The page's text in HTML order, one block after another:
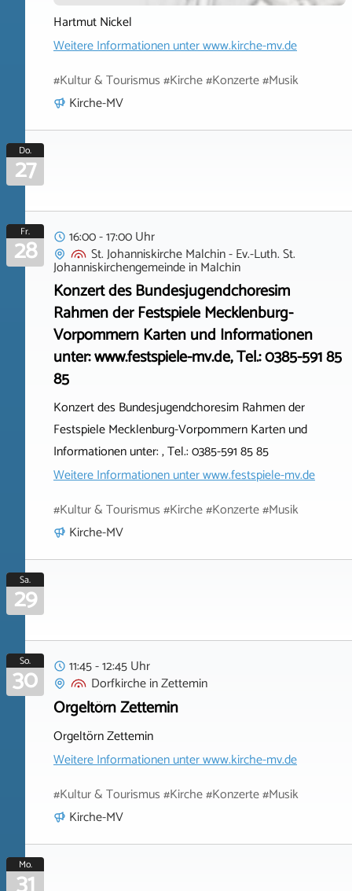
Hartmut Nickel
Weitere Informationen unterwww.kirche-mv.de
#Kultur & Tourismus #Kirche #Konzerte #Musik
Kirche-MV
Do.
27
Fr.
28
16:00 - 17:00 Uhr
St. Johanniskirche Malchin - Ev.-Luth. St.
JohanniskirchengemeindeinMalchin
Konzert des Bundesjugendchoresim
Rahmen der Festspiele Mecklenburg-
Vorpommern Karten und Informationen
unter: www.festspiele-mv.de, Tel.: 0385-591 85
85
Konzert des Bundesjugendchoresim Rahmen der
Festspiele Mecklenburg-Vorpommern Karten und
Informationen unter: , Tel.: 0385-591 85 85
Weitere Informationen unterwww.festspiele-mv.de
#Kultur & Tourismus #Kirche #Konzerte #Musik
Kirche-MV
Sa.
29
So.
30
11:45 - 12:45 Uhr
DorfkircheinZettemin
Orgeltörn Zettemin
Orgeltörn Zettemin
Weitere Informationen unterwww.kirche-mv.de
#Kultur & Tourismus #Kirche #Konzerte #Musik
Kirche-MV
Mo.